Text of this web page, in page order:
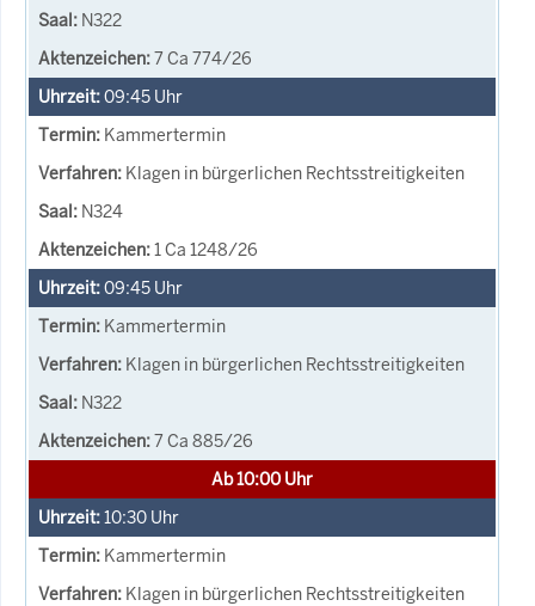
N322
7 Ca 774/26
09:45 Uhr
Kammertermin
Klagen in bürgerlichen Rechtsstreitigkeiten
N324
1 Ca 1248/26
09:45 Uhr
Kammertermin
Klagen in bürgerlichen Rechtsstreitigkeiten
N322
7 Ca 885/26
Ab 10:00 Uhr
10:30 Uhr
Kammertermin
Klagen in bürgerlichen Rechtsstreitigkeiten